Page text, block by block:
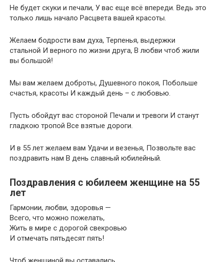
Не будет скуки и печали, У вас еще всё впереди. Ведь это
только лишь начало Расцвета вашей красоты.
Желаем бодрости вам духа, Терпенья, выдержки
стальной И верного по жизни друга, В любви чтоб жили
вы большой!
Мы вам желаем доброты, Душевного покоя, Побольше
счастья, красоты И каждый день – с любовью.
Пусть обойдут вас стороной Печали и тревоги И станут
гладкою тропой Все взятые дороги.
И в 55 лет желаем вам Удачи и везенья, Позвольте вас
поздравить нам В день славный юбилейный.
Поздравления с юбилеем женщине на 55
лет
Гармонии, любви, здоровья —
Всего, что можно пожелать,
Жить в мире с дорогой свекровью
И отмечать пятьдесят пять!